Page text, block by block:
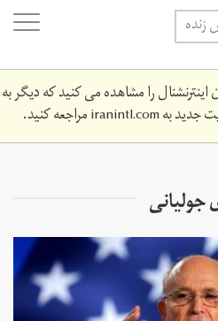
را مشاهده می کنید که دیگر به
جدید بهiranintl.comمراجعه کنید.